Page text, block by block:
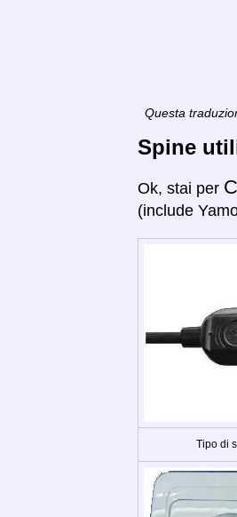
Questa
Spine
Ok, stai per
(include
Tipo di